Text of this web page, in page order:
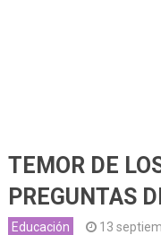
TEMOR DE
PREGUNTAS
Educación 13